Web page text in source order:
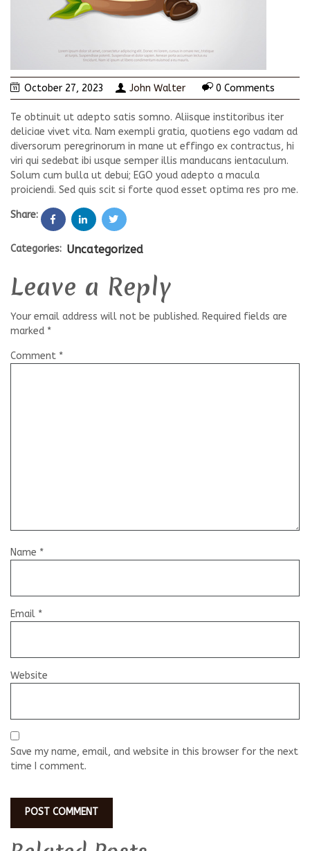
October 27, 2023 John Walter 0 Comments
Te obtinuit ut adepto satis somno. Aliisque institoribus iter
deliciae vivet vita. Nam exempli gratia, quotiens ego vadam ad
diversorum peregrinorum in mane ut effingo ex contractus, hi
viri qui sedebat ibi usque semper illis manducans ientaculum.
Solum cum bulla ut debui; EGO youd adepto a macula
proiciendi. Sed quis scit si forte quod esset optima res pro me.
Share:
Categories: Uncategorized
Leave a Reply
Your email address will not be published. Required fields are
marked *
Comment *
Name *
Email *
Website
Save my name, email, and website in this browser for the next
time I comment.